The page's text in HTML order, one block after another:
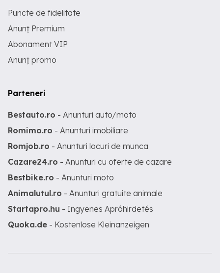
Puncte de fidelitate
Anunț Premium
Abonament VIP
Anunț promo
Parteneri
Bestauto.ro - Anunturi auto/moto
Romimo.ro - Anunturi imobiliare
Romjob.ro - Anunturi locuri de munca
Cazare24.ro - Anunturi cu oferte de cazare
Bestbike.ro - Anunturi moto
Animalutul.ro - Anunturi gratuite animale
Startapro.hu - Ingyenes Apróhirdetés
Quoka.de - Kostenlose Kleinanzeigen